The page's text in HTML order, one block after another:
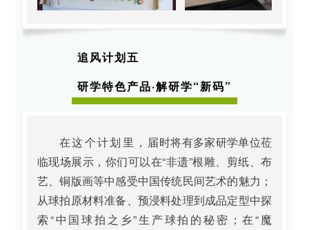
追风计划五
研学特色产品·解研学“新码”
在这个计划里， 届时将有多家研学单位莅
临现场展示，你们可以在“非遗”根雕、剪纸、布
艺、铜版画等中感受中国传统民间艺术的魅力；
从球拍原材料准备、预浸料处理到成品定型中探
索“中国球拍之乡”生产球拍的秘密；在“魔